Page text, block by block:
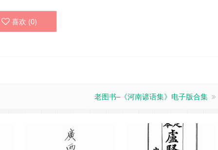
喜欢 (0)
老图书–《河南谚语集》电子版合集